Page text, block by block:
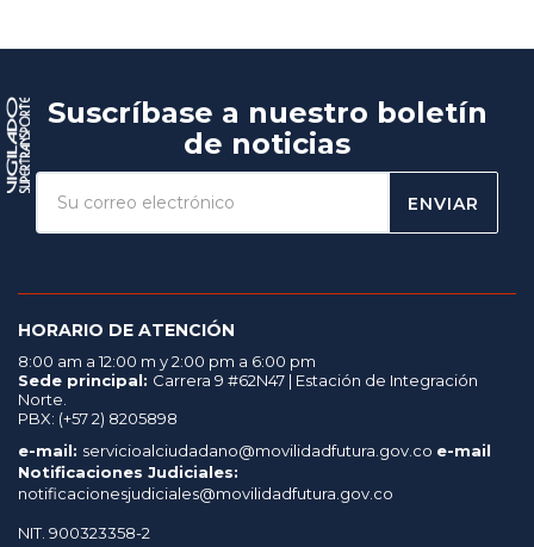
Suscríbase a nuestro boletín
de noticias
ENVIAR
HORARIO DE ATENCIÓN
8:00 am a 12:00 m y 2:00 pm a 6:00 pm
Sede principal: Carrera 9 #62N47 | Estación de Integración
Norte.
PBX: (+57 2) 8205898
e-mail: servicioalciudadano@movilidadfutura.gov.co e-mail
Notificaciones Judiciales:
notificacionesjudiciales@movilidadfutura.gov.co
NIT. 900323358-2